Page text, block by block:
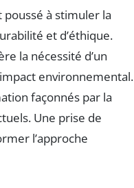
poussé à stimuler la
et d’éthique.
la nécessité d’un
environnemental.
façonnés par la
Une prise de
l’approche